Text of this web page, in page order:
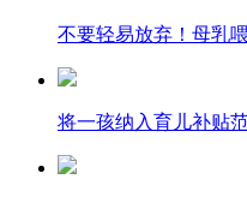
不要轻易放弃！母乳
将一孩纳入育儿补贴